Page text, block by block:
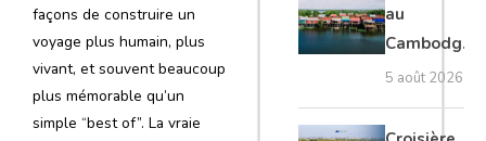
façons de construire un
voyage plus humain, plus
vivant, et souvent beaucoup
plus mémorable qu’un
simple “best of”. La vraie
au
Cambodge :
villages
flottants,
meilleure
5 août 2026